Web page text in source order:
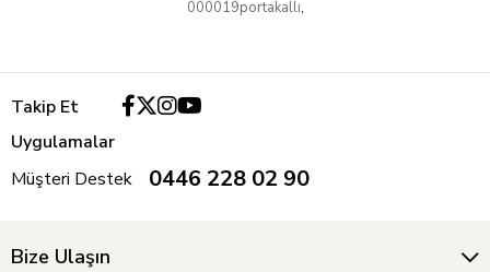
000019portakallı,
Takip Et
Uygulamalar
Müşteri Destek
0446 228 02 90
Bize Ulaşın